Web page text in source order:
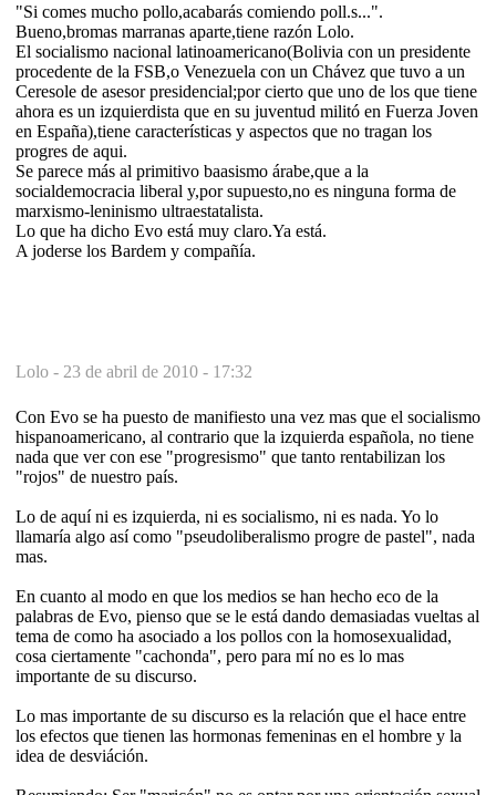
"Si comes mucho pollo,acabarás comiendo poll.s...".
Bueno,bromas marranas aparte,tiene razón Lolo.
El socialismo nacional latinoamericano(Bolivia con un presidente
procedente de la FSB,o Venezuela con un Chávez que tuvo a un
Ceresole de asesor presidencial;por cierto que uno de los que tiene
ahora es un izquierdista que en su juventud militó en Fuerza Joven
en España),tiene características y aspectos que no tragan los
progres de aqui.
Se parece más al primitivo baasismo árabe,que a la
socialdemocracia liberal y,por supuesto,no es ninguna forma de
marxismo-leninismo ultraestatalista.
Lo que ha dicho Evo está muy claro.Ya está.
A joderse los Bardem y compañía.
Lolo - 23 de abril de 2010 - 17:32
Con Evo se ha puesto de manifiesto una vez mas que el socialismo
hispanoamericano, al contrario que la izquierda española, no tiene
nada que ver con ese "progresismo" que tanto rentabilizan los
"rojos" de nuestro país.
Lo de aquí ni es izquierda, ni es socialismo, ni es nada. Yo lo
llamaría algo así como "pseudoliberalismo progre de pastel", nada
mas.
En cuanto al modo en que los medios se han hecho eco de la
palabras de Evo, pienso que se le está dando demasiadas vueltas al
tema de como ha asociado a los pollos con la homosexualidad,
cosa ciertamente "cachonda", pero para mí no es lo mas
importante de su discurso.
Lo mas importante de su discurso es la relación que el hace entre
los efectos que tienen las hormonas femeninas en el hombre y la
idea de desviáción.